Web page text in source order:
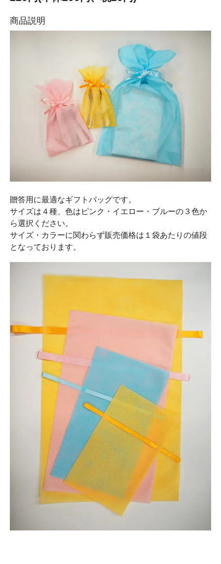
商品説明
贈答用に最適なギフトバッグです。
サイズは４種、色はピンク・イエロー・ブルーの３色か
ら選択ください。
サイズ・カラーに関わらず販売価格は１袋あたりの値段
となっております。